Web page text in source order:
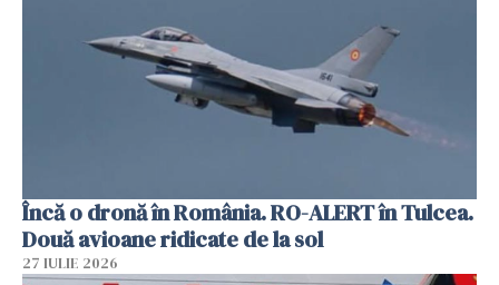
Încă o dronă în România. RO-ALERT în Tulcea.
Două avioane ridicate de la sol
27 IULIE 2026